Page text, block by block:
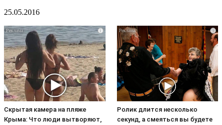
25.05.2016
i
Скрытая камера на пляже
Крыма: Что люди вытворяют,
i
Ролик длится несколько
секунд, а смеяться вы будете